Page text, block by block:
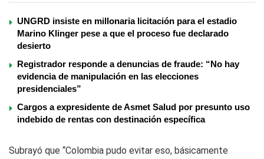
UNGRD insiste en millonaria licitación para el estadio
Marino Klinger pese a que el proceso fue declarado
desierto
Registrador responde a denuncias de fraude: “No hay
evidencia de manipulación en las elecciones
presidenciales”
Cargos a expresidente de Asmet Salud por presunto uso
indebido de rentas con destinación específica
Subrayó que “Colombia pudo evitar eso, básicamente